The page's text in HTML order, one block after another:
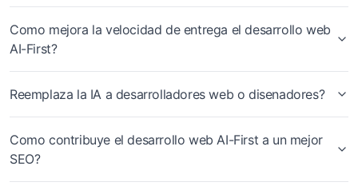
Como mejora la velocidad de entrega el desarrollo web
AI-First?
Reemplaza la IA a desarrolladores web o disenadores?
Como contribuye el desarrollo web AI-First a un mejor
SEO?